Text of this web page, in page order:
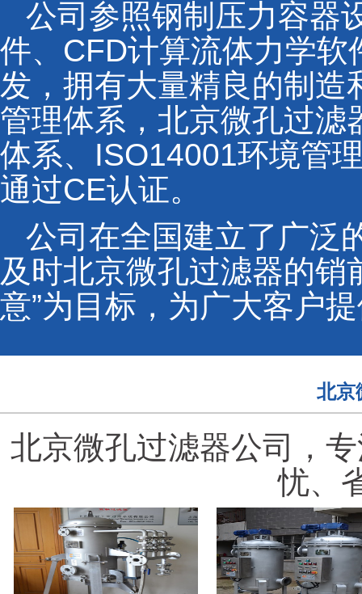
公司参照钢制压力容器
件、CFD计算流体力学
发，拥有大量精良的制造
管理体系，北京微孔过
体系、ISO14001环境管
通过CE认证。
公司在全国建立了广泛
及时北京微孔过滤器的销
意”为目标，为广大客户
北京
北京微孔过滤器公司，
忧、